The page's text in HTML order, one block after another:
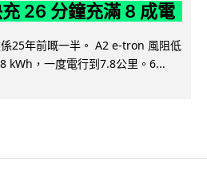
26 分鐘充滿 8 成電
25年前嘅一半。 A2 e-tron 風阻低
kWh，一度電行到7.8公里。6...